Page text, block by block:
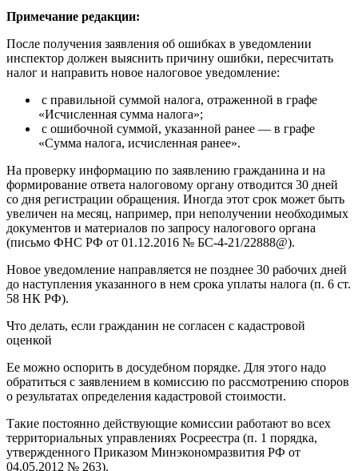
Примечание редакции:
После получения заявления об ошибках в уведомлении
инспектор должен выяснить причину ошибки, пересчитать
налог и направить новое налоговое уведомление:
с правильной суммой налога, отраженной в графе
«Исчисленная сумма налога»;
с ошибочной суммой, указанной ранее — в графе
«Сумма налога, исчисленная ранее».
На проверку информацию по заявлению гражданина и на
формирование ответа налоговому органу отводится 30 дней
со дня регистрации обращения. Иногда этот срок может быть
увеличен на месяц, например, при неполучении необходимых
документов и материалов по запросу налогового органа
(письмо ФНС РФ от 01.12.2016 № БС-4-21/22888@).
Новое уведомление направляется не позднее 30 рабочих дней
до наступления указанного в нем срока уплаты налога (п. 6 ст.
58 НК РФ).
Что делать, если гражданин не согласен с кадастровой
оценкой
Ее можно оспорить в досудебном порядке. Для этого надо
обратиться с заявлением в комиссию по рассмотрению споров
о результатах определения кадастровой стоимости.
Такие постоянно действующие комиссии работают во всех
территориальных управлениях Росреестра (п. 1 порядка,
утвержденного Приказом Минэкономразвития РФ от
04.05.2012 № 263).